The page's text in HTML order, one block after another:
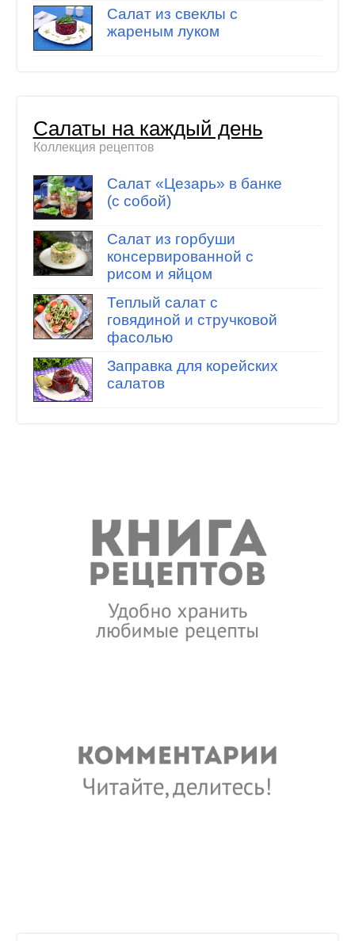
Салат из свеклы с
жареным луком
Салаты на каждый день
Коллекция рецептов
Салат «Цезарь» в банке
(с собой)
Салат из горбуши
консервированной с
рисом и яйцом
Теплый салат с
говядиной и стручковой
фасолью
Заправка для корейских
салатов